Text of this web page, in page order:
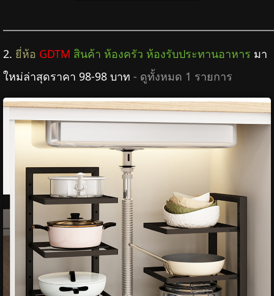
2. ยี่ห้อ GDTM สินค้า ห้องครัว ห้องรับประทานอาหาร มา
ใหม่ล่าสุดราคา 98-98 บาท - ดูทั้งหมด 1 รายการ